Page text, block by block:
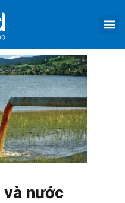
và nước